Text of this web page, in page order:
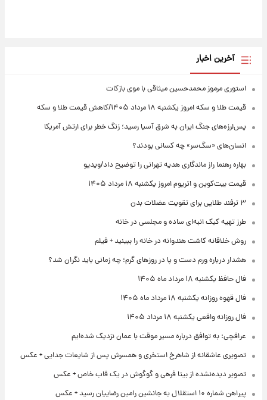
آخرین اخبار
استوری مرموز محمدحسین میثاقی با موی بازکات
قیمت طلا و سکه امروز یکشنبه ۱۸ مرداد ۱۴۰۵/کاهش قیمت طلا و سکه
پس‌لرزه‌های جنگ ایران به شرق آسیا رسید؛ زنگ خطر برای ارتش آمریکا
انسان‌های «سگ‌سر» چه کسانی بودند؟
بهاره رهنما راز ماندگاری هدیه تهرانی را توضیح داد/ویدیو
قیمت بیت‌کوین و اتریوم امروز یکشنبه ۱۸ مرداد ۱۴۰۵
۳ ترفند طلایی برای تقویت عضلات بدن
طرز تهیه کیک انبه‌ای ساده و مجلسی در خانه
روش خلاقانه کاشت هندوانه در خانه را ببینید + فیلم
هشدار درباره ورم دست و پا در روزهای گرم؛ چه زمانی باید نگران شد؟
فال حافظ یکشنبه ۱۸ مرداد ماه ۱۴۰۵
فال قهوه روزانه یکشنبه ۱۸ مرداد ماه ۱۴۰۵
فال روزانه واقعی یکشنبه ۱۸ مرداد ۱۴۰۵
عراقچی: به توافق درباره مسیر موقت با عمان نزدیک شده‌ایم
تصویری عاشقانه از شاهرخ استخری و همسرش پس از شایعات جدایی + عکس
تصویر دیده‌نشده از بیتا فرهی و گوگوش در یک قاب خاص + عکس
پیراهن شماره ۱۰ استقلال به جانشین رامین رضاییان رسید + عکس